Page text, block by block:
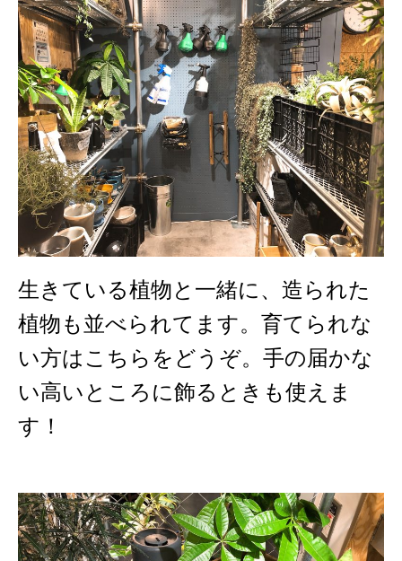
生きている植物と一緒に、造られた
植物も並べられてます。育てられな
い方はこちらをどうぞ。手の届かな
い高いところに飾るときも使えま
す！